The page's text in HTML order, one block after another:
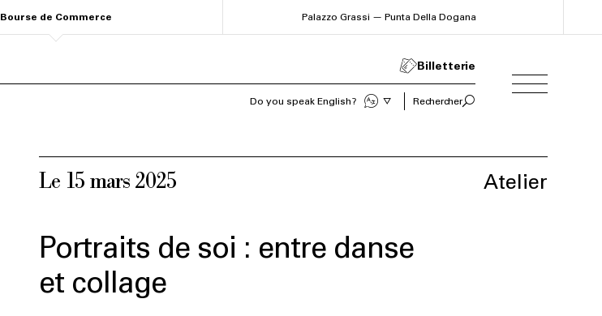
Bourse de Commerce Palazzo Grassi — Punta Della Dogana
Billetterie
Do you speak English? Rechercher
Le 15 mars 2025 Atelier
Portraits de soi : entre danse
et collage